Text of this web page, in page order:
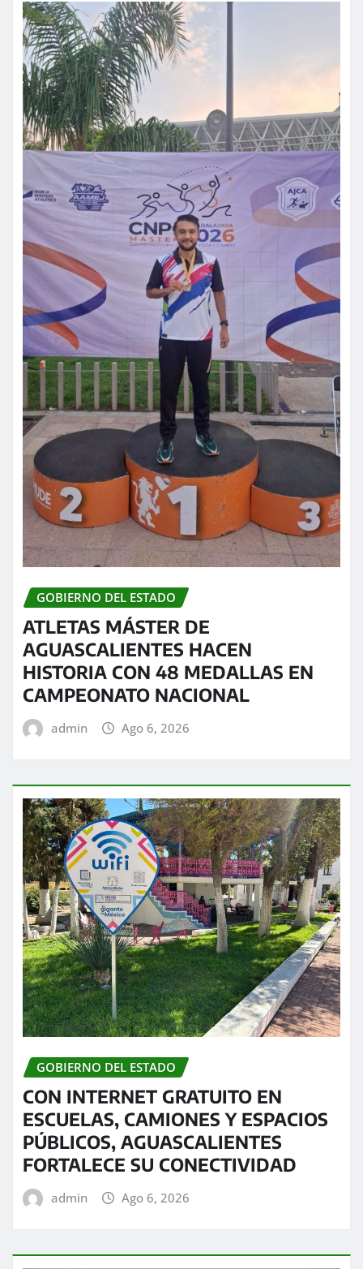
GOBIERNO DEL ESTADO
ATLETAS MÁSTER DE
AGUASCALIENTES HACEN
HISTORIA CON 48 MEDALLAS EN
CAMPEONATO NACIONAL
admin Ago 6, 2026
GOBIERNO DEL ESTADO
CON INTERNET GRATUITO EN
ESCUELAS, CAMIONES Y ESPACIOS
PÚBLICOS, AGUASCALIENTES
FORTALECE SU CONECTIVIDAD
admin Ago 6, 2026